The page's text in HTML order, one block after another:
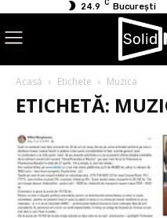
24.9 C București
Acasă Etichete Muzica
ETICHETĂ: